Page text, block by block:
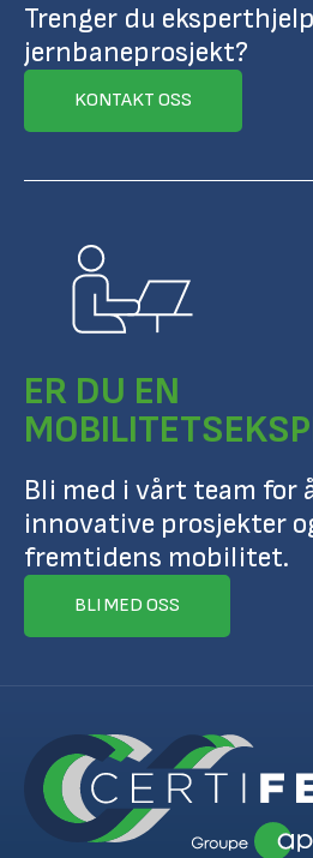
Trenger du
jernbaneprosjekt?
KONTAKT OSS
ER DU EN
Bli med i vårt team for
innovative prosjekter
fremtidens mobilitet.
BLI MED OSS